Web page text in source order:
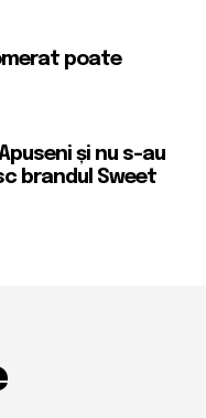
poate
și nu s-au
brandul Sweet